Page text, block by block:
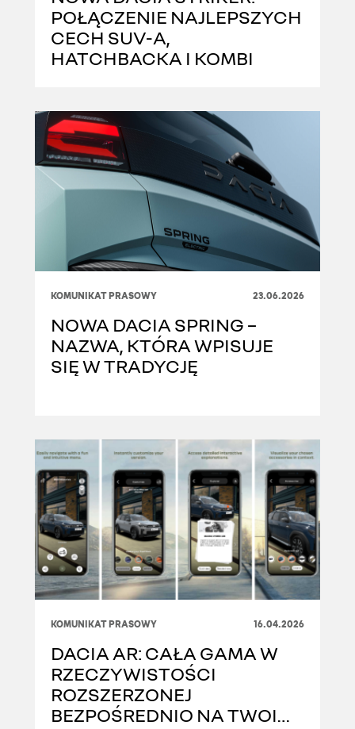
POŁĄCZENIE NAJLEPSZYCH
CECH SUV-A,
HATCHBACKA I KOMBI
KOMUNIKAT PRASOWY 23.06.2026
NOWA DACIA SPRING –
NAZWA, KTÓRA WPISUJE
SIĘ W TRADYCJĘ
KOMUNIKAT PRASOWY 16.04.2026
DACIA AR: CAŁA GAMA W
RZECZYWISTOŚCI
ROZSZERZONEJ
BEZPOŚREDNIO NA TWOIM